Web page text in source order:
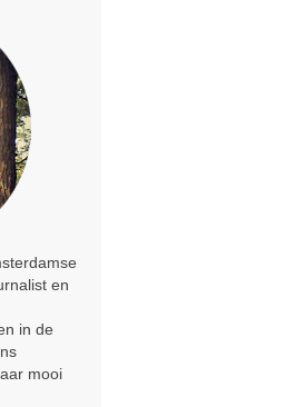
en
in de
mooi